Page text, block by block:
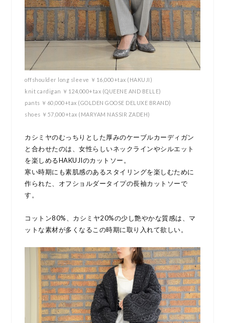
offshoulder long sleeve ￥16,000+tax (HAKUJI)
knit cardigan ￥124,000+tax (QUEENE AND BELLE)
pants ￥60,000+tax (GOLDEN GOOSE DELUXE BRAND)
shoes ￥57,000+tax (MARYAM NASSIR ZADEH)
カシミヤのむっちりとした厚みのケーブルカーディガン
と合わせたのは、女性らしいネックラインやシルエット
を楽しめるHAKUJIのカットソー。
寒い時期にも素肌感のあるスタイリングを楽しむために
作られた、オフショルダータイプの長袖カットソーで
す。
コットン80%、カシミヤ20%の少し艶やかな質感は、マ
ットな素材が多くなるこの時期に取り入れて欲しい。